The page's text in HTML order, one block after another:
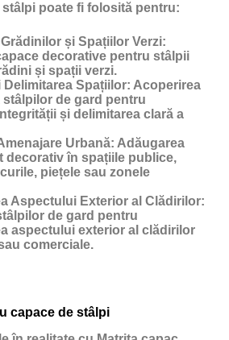
stâlpi poate fi folosită pentru:
și Spațiilor Verzi:
decorative pentru stâlpii
și spații verzi.
Delimitarea Spațiilor: Acoperirea
stâlpilor de gard pentru
și delimitarea clară a
Urbană: Adăugarea
decorativ în spațiile publice,
piețele sau zonele
Aspectului Exterior al Clădirilor:
de gard pentru
aspectului exterior al clădirilor
comerciale.
capace de stâlpi